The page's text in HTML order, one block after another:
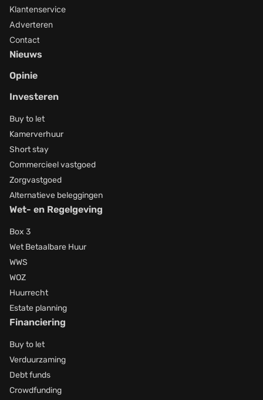
Klantenservice
Adverteren
Contact
Nieuws
Opinie
Investeren
Buy to let
Kamerverhuur
Short stay
Commercieel vastgoed
Zorgvastgoed
Alternatieve beleggingen
Wet- en Regelgeving
Box 3
Wet Betaalbare Huur
WWS
WOZ
Huurrecht
Estate planning
Financiering
Buy to let
Verduurzaming
Debt funds
Crowdfunding